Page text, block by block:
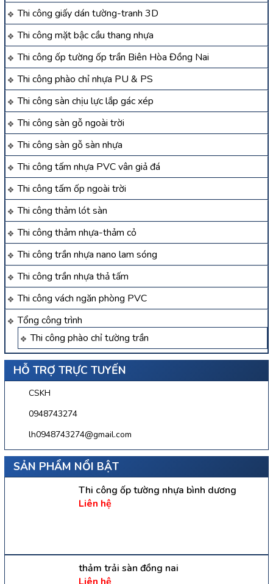
Thi công giấy dán tường-tranh 3D
Thi công mặt bậc cầu thang nhựa
Thi công ốp tường ốp trần Biên Hòa Đồng Nai
Thi công phào chỉ nhựa PU & PS
Thi công sàn chịu lực lắp gác xép
Thi công sàn gỗ ngoài trời
Thi công sàn gỗ sàn nhựa
Thi công tấm nhựa PVC vân giả đá
Thi công tấm ốp ngoài trời
Thi công thảm lót sàn
Thi công thảm nhựa-thảm cỏ
Thi công trần nhựa nano lam sóng
Thi công trần nhựa thả tấm
Thi công vách ngăn phòng PVC
Tổng công trình
Thi công phào chỉ tường trần
HỖ TRỢ TRỰC TUYẾN
CSKH
0948743274
lh0948743274@gmail.com
SẢN PHẨM NỔI BẬT
Thi công ốp tường nhựa bình dương
Liên hệ
thảm trải sàn đồng nai